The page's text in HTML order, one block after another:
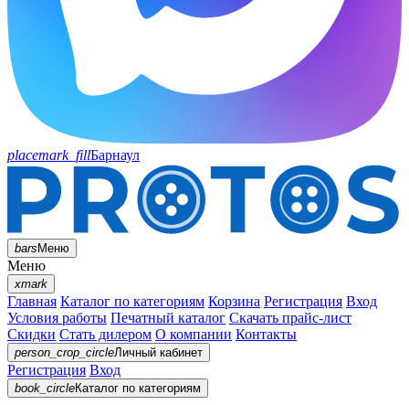
placemark_fillБарнаул
barsМеню
Меню
xmark
Главная Каталог по категориям Корзина Регистрация Вход
Условия работы Печатный каталог Скачать прайс-лист
Скидки Стать дилером О компании Контакты
person_crop_circleЛичный кабинет
Регистрация Вход
book_circleКаталог по категориям